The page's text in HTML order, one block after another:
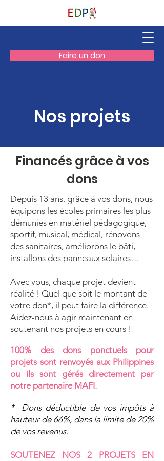
Faire un don
Nos projets
Financés grâce à vos
dons
Depuis 13 ans, grâce à vos dons, nous
équipons les écoles primaires les plus
démunies en matériel pédagogique,
sportif, musical, médical, rénovons
des sanitaires, améliorons le bâti,
installons des panneaux solaires…
​Avec vous, chaque projet devient
réalité ! Quel que soit le montant de
votre don*, il peut faire la différence.
Aidez-nous à agir maintenant en
soutenant nos projets en cours !
100% des dons ponctuels pour
projets sont renvoyés aux Philippines
ou ils sont gérés directement par
notre partenaire MAFI.
* Dons déductible de vos impôts à
hauteur de 66%, dans la limite de 20%
de vos revenus.
SOUTENEZ NOS 2 PROJETS EN